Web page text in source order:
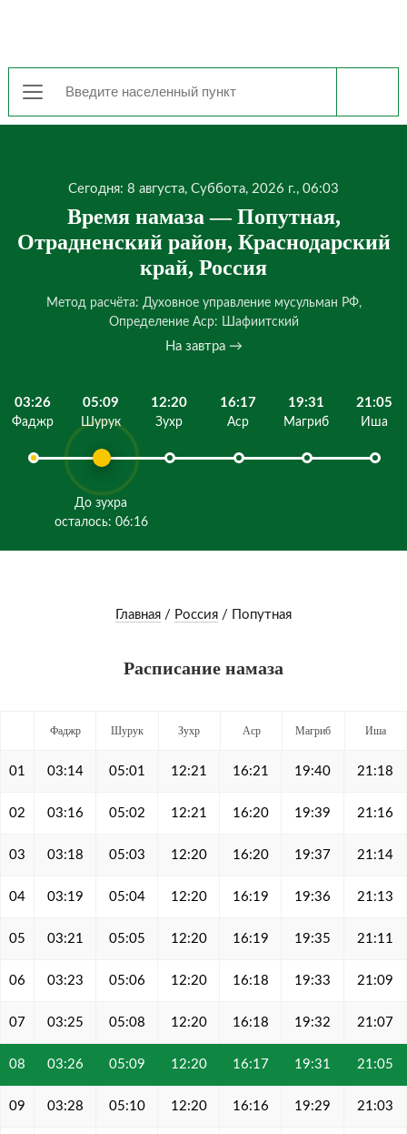
Сегодня: 8 августа, Суббота, 2026 г., 06:03
Время намаза — Попутная,
Отрадненский район, Краснодарский
край, Россия
Метод расчёта: Духовное управление мусульман РФ,
Определение Аср: Шафиитский
На завтра →
03:26
Фаджр
05:09
Шурук
До зухра
осталось: 06:16
12:20
Зухр
16:17
Аср
19:31
Магриб
21:05
Иша
Главная / Россия / Попутная
Расписание намаза
Фаджр Шурук Зухр Аср Магриб Иша
01 03:14 05:01 12:21 16:21 19:40 21:18
02 03:16 05:02 12:21 16:20 19:39 21:16
03 03:18 05:03 12:20 16:20 19:37 21:14
04 03:19 05:04 12:20 16:19 19:36 21:13
05 03:21 05:05 12:20 16:19 19:35 21:11
06 03:23 05:06 12:20 16:18 19:33 21:09
07 03:25 05:08 12:20 16:18 19:32 21:07
08 03:26 05:09 12:20 16:17 19:31 21:05
09 03:28 05:10 12:20 16:16 19:29 21:03